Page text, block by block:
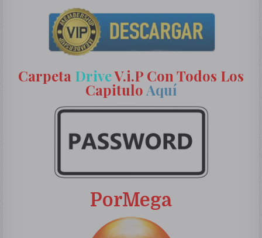
Carpeta DriveV.i.P Con Todos Los
Capitulo Aquí
PorMega